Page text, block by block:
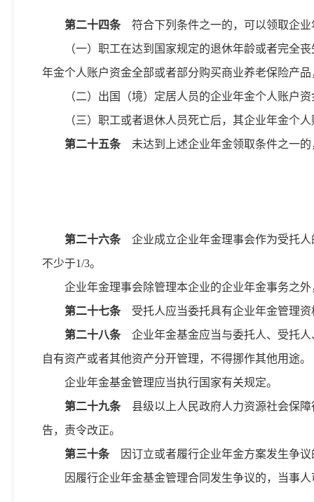
第二十四条符合下列条件之一的，可以领取企业
（一）职工在达到国家规定的退休年龄或者完全
年金个人账户资金全部或者部分购买商业养老保险产
（二）出国（境）定居人员的企业年金个人账户
（三）职工或者退休人员死亡后，其企业年金个
第二十五条未达到上述企业年金领取条件之一的
第二十六条企业成立企业年金理事会作为受托人
不少于1/3。
企业年金理事会除管理本企业的企业年金事务之
第二十七条受托人应当委托具有企业年金管理资
第二十八条企业年金基金应当与委托人、受托人
自有资产或者其他资产分开管理，不得挪作其他用途。
企业年金基金管理应当执行国家有关规定。
第二十九条县级以上人民政府人力资源社会保障
告，责令改正。
第三十条因订立或者履行企业年金方案发生争议
因履行企业年金基金管理合同发生争议的，当事